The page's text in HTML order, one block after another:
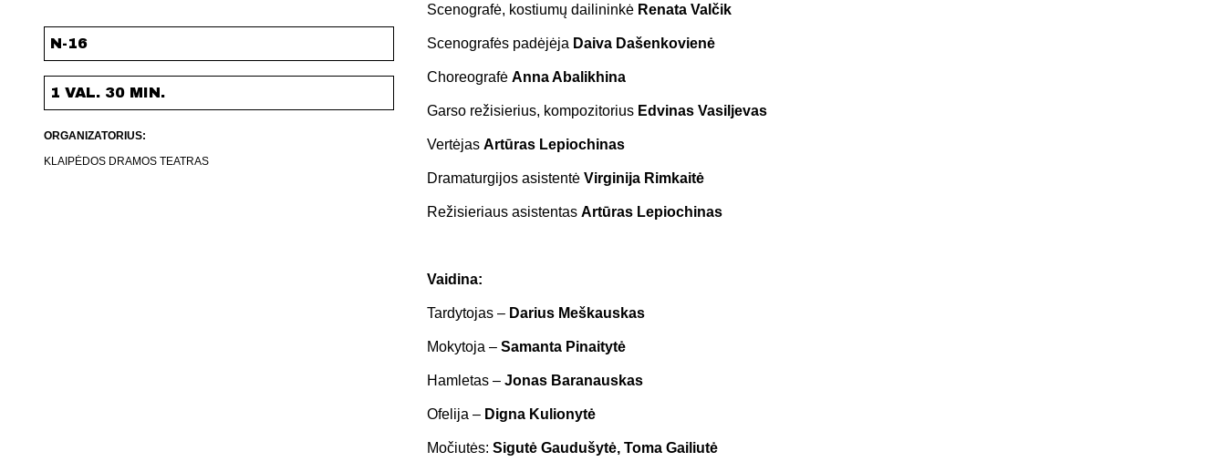
N-16
1 VAL. 30 MIN.
ORGANIZATORIUS:
KLAIPĖDOS DRAMOS TEATRAS
Scenografė, kostiumų dailininkė Renata Valčik
Scenografės padėjėja Daiva Dašenkovienė
Choreografė Anna Abalikhina
Garso režisierius, kompozitorius Edvinas Vasiljevas
Vertėjas Artūras Lepiochinas
Dramaturgijos asistentė Virginija Rimkaitė
Režisieriaus asistentas Artūras Lepiochinas
Vaidina:
Tardytojas – Darius Meškauskas
Mokytoja – Samanta Pinaitytė
Hamletas – Jonas Baranauskas
Ofelija – Digna Kulionytė
Močiutės: Sigutė Gaudušytė, Toma Gailiutė